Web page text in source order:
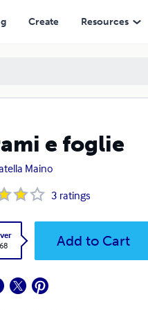
Create Resources
e foglie
Maino
3 ratings
Add to Cart